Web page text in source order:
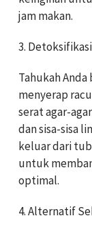
jam makan.
3.
Tahukah
menyerap
serat agar-
dan sisa-sisa
keluar dari
untuk
optimal.
4. Alternatif